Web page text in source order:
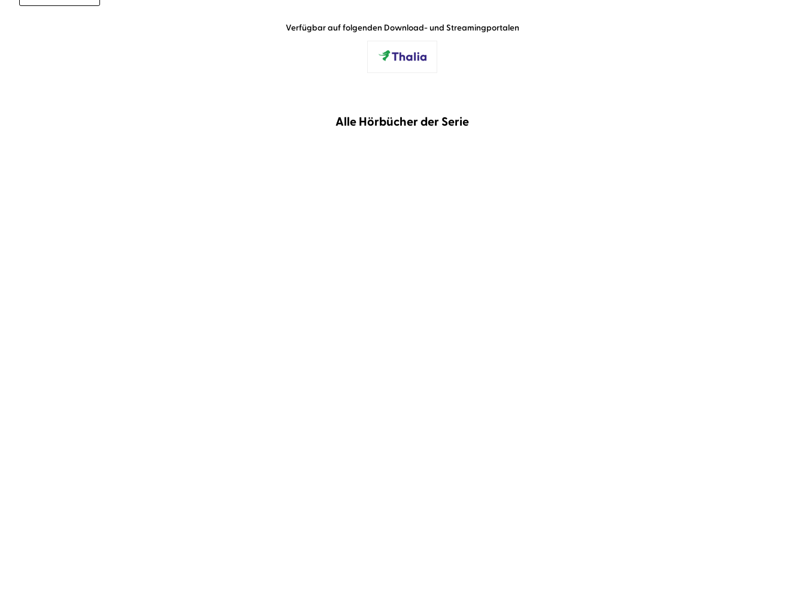
Verfügbar auf folgenden Download- und Streamingportalen
Alle Hörbücher der Serie